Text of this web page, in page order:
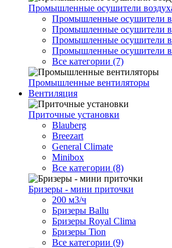
Промышленные осушители
Промышленные осушители
Промышленные осушители
Промышленные осушители
Промышленные осушители
Все категории (7)
Промышленные вентиляторы
Вентиляция
Приточные установки
Blauberg
Breezart
General Climate
Minibox
Все категории (8)
Бризеры - мини приточки
200 м3/ч
Бризеры Ballu
Бризеры Royal Clima
Бризеры Tion
Все категории (9)